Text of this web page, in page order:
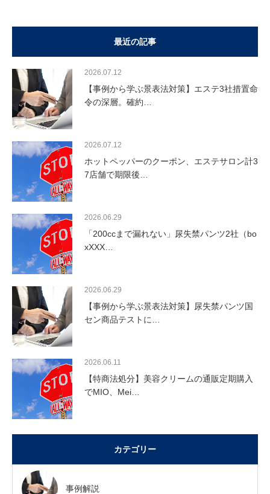
最近の記事
2026.07.12
【事例から学ぶ景表法対策】エステ3社措置命
令の深層。確約…
2026.07.12
ホットペッパーのクーポン、エステサロン計3
7店舗で期限後…
2026.06.29
「200ccまで漏れない」尿失禁パンツ2社（bo
xXXX…
2026.06.29
【事例から学ぶ景表法対策】尿失禁パンツ国
セン商品テストに…
2026.06.11
【特商法処分】美容クリームの通販定期購入
でMIO、Mei…
カテゴリー
事例解説